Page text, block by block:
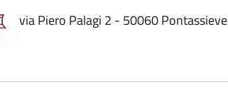
via Piero Palagi 2 - 50060 Pontassieve